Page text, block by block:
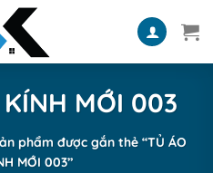
MỚI 003
phẩm được gắn thẻ “TỦ ÁO
MỚI 003”